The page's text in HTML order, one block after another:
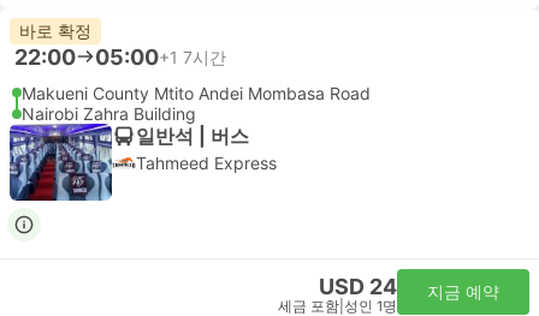
바로 확정
22:00 05:00+1 7시간
Makueni County Mtito Andei Mombasa Road
Nairobi Zahra Building
일반석 | 버스
Tahmeed Express
USD 24
세금 포함 성인 1명
지금 예약